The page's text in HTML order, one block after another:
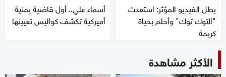
بطل الفيديو المؤثر: استعدت
"التوك توك" وأحلم بحياة
كريمة
أسماء علي.. أول قاضية يمنية
أميركية تكشف كواليس تعيينها
الأكثر مشاهدة